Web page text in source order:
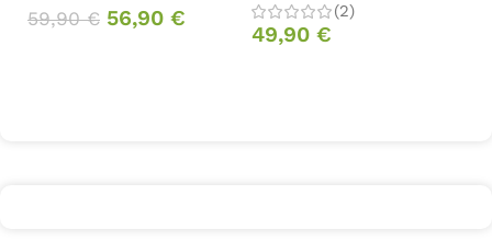
59,90€ 56,90 € (2)
49,90 €